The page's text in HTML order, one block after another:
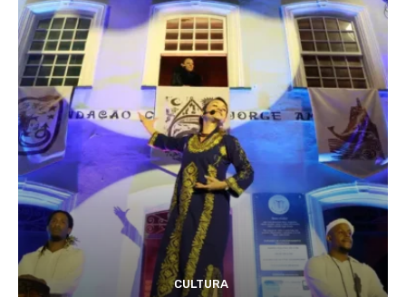
CULTURA